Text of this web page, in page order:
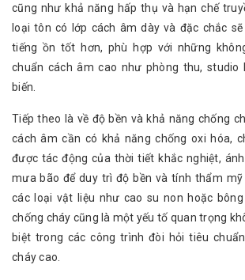
cũng như khả năng hấp thụ và hạn chế
loại tôn có lớp cách âm dày và đặc chắc
tiếng ồn tốt hơn, phù hợp với những
chuẩn cách âm cao như phòng thu, studio
biến.
Tiếp theo là về độ bền và khả năng chống
cách âm cần có khả năng chống oxi hóa,
được tác động của thời tiết khắc nghiệt,
mưa bão để duy trì độ bền và tính thẩm
các loại vật liệu như cao su non hoặc
chống cháy cũng là một yếu tố quan trọng
biệt trong các công trình đòi hỏi tiêu
cháy cao.